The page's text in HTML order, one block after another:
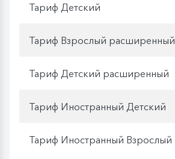
Тариф Детский
Тариф Взрослый расширенный
Тариф Детский расширенный
Тариф Иностранный Детский
Тариф Иностранный Взрослый